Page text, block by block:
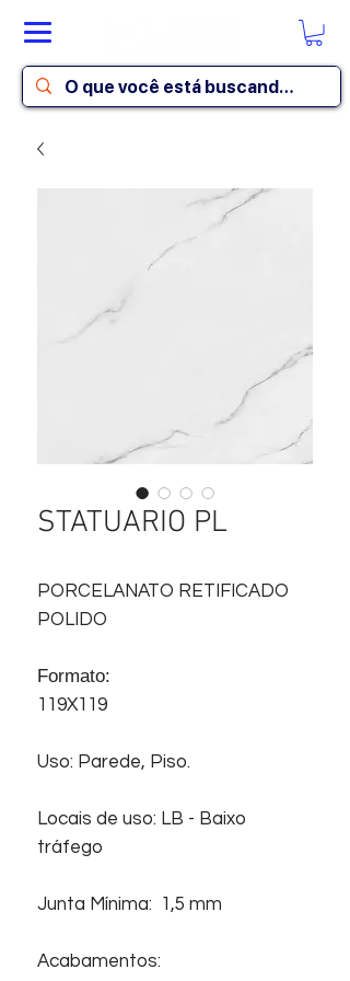
STATUARIO PL
PORCELANATO RETIFICADO
POLIDO
Formato:
119X119
Uso: Parede, Piso.
Locais de uso: LB - Baixo
tráfego
Junta Mínima: 1,5 mm
Acabamentos: